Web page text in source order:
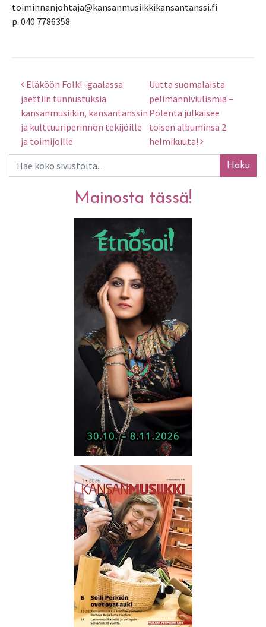
toiminnanjohtaja@kansanmusiikkikansantanssi.fi
p. 040 7786358
Artikkelien selaus
Eläköön Folk! -gaalassa
jaettiin tunnustuksia
kansanmusiikin, kansantanssin
ja kulttuuriperinnön tekijöille
ja toimijoille
Uutta suomalaista
pelimanniviulismia –
Polenta julkaisee
toisen albuminsa 2.
helmikuuta!
Haku
Mainosta tässä!